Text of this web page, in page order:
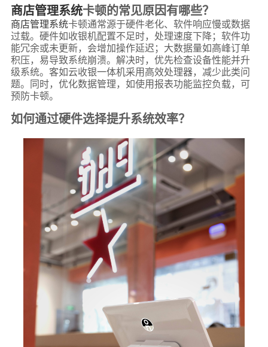
商店管理系统卡顿的常见原因有哪些？
商店管理系统卡顿通常源于硬件老化、软件响应慢或数据
过载。硬件如收银机配置不足时，处理速度下降；软件功
能冗余或未更新，会增加操作延迟；大数据量如高峰订单
积压，易导致系统崩溃。解决时，优先检查设备性能并升
级系统。客如云收银一体机采用高效处理器，减少此类问
题。同时，优化数据管理，如使用报表功能监控负载，可
预防卡顿。
如何通过硬件选择提升系统效率？